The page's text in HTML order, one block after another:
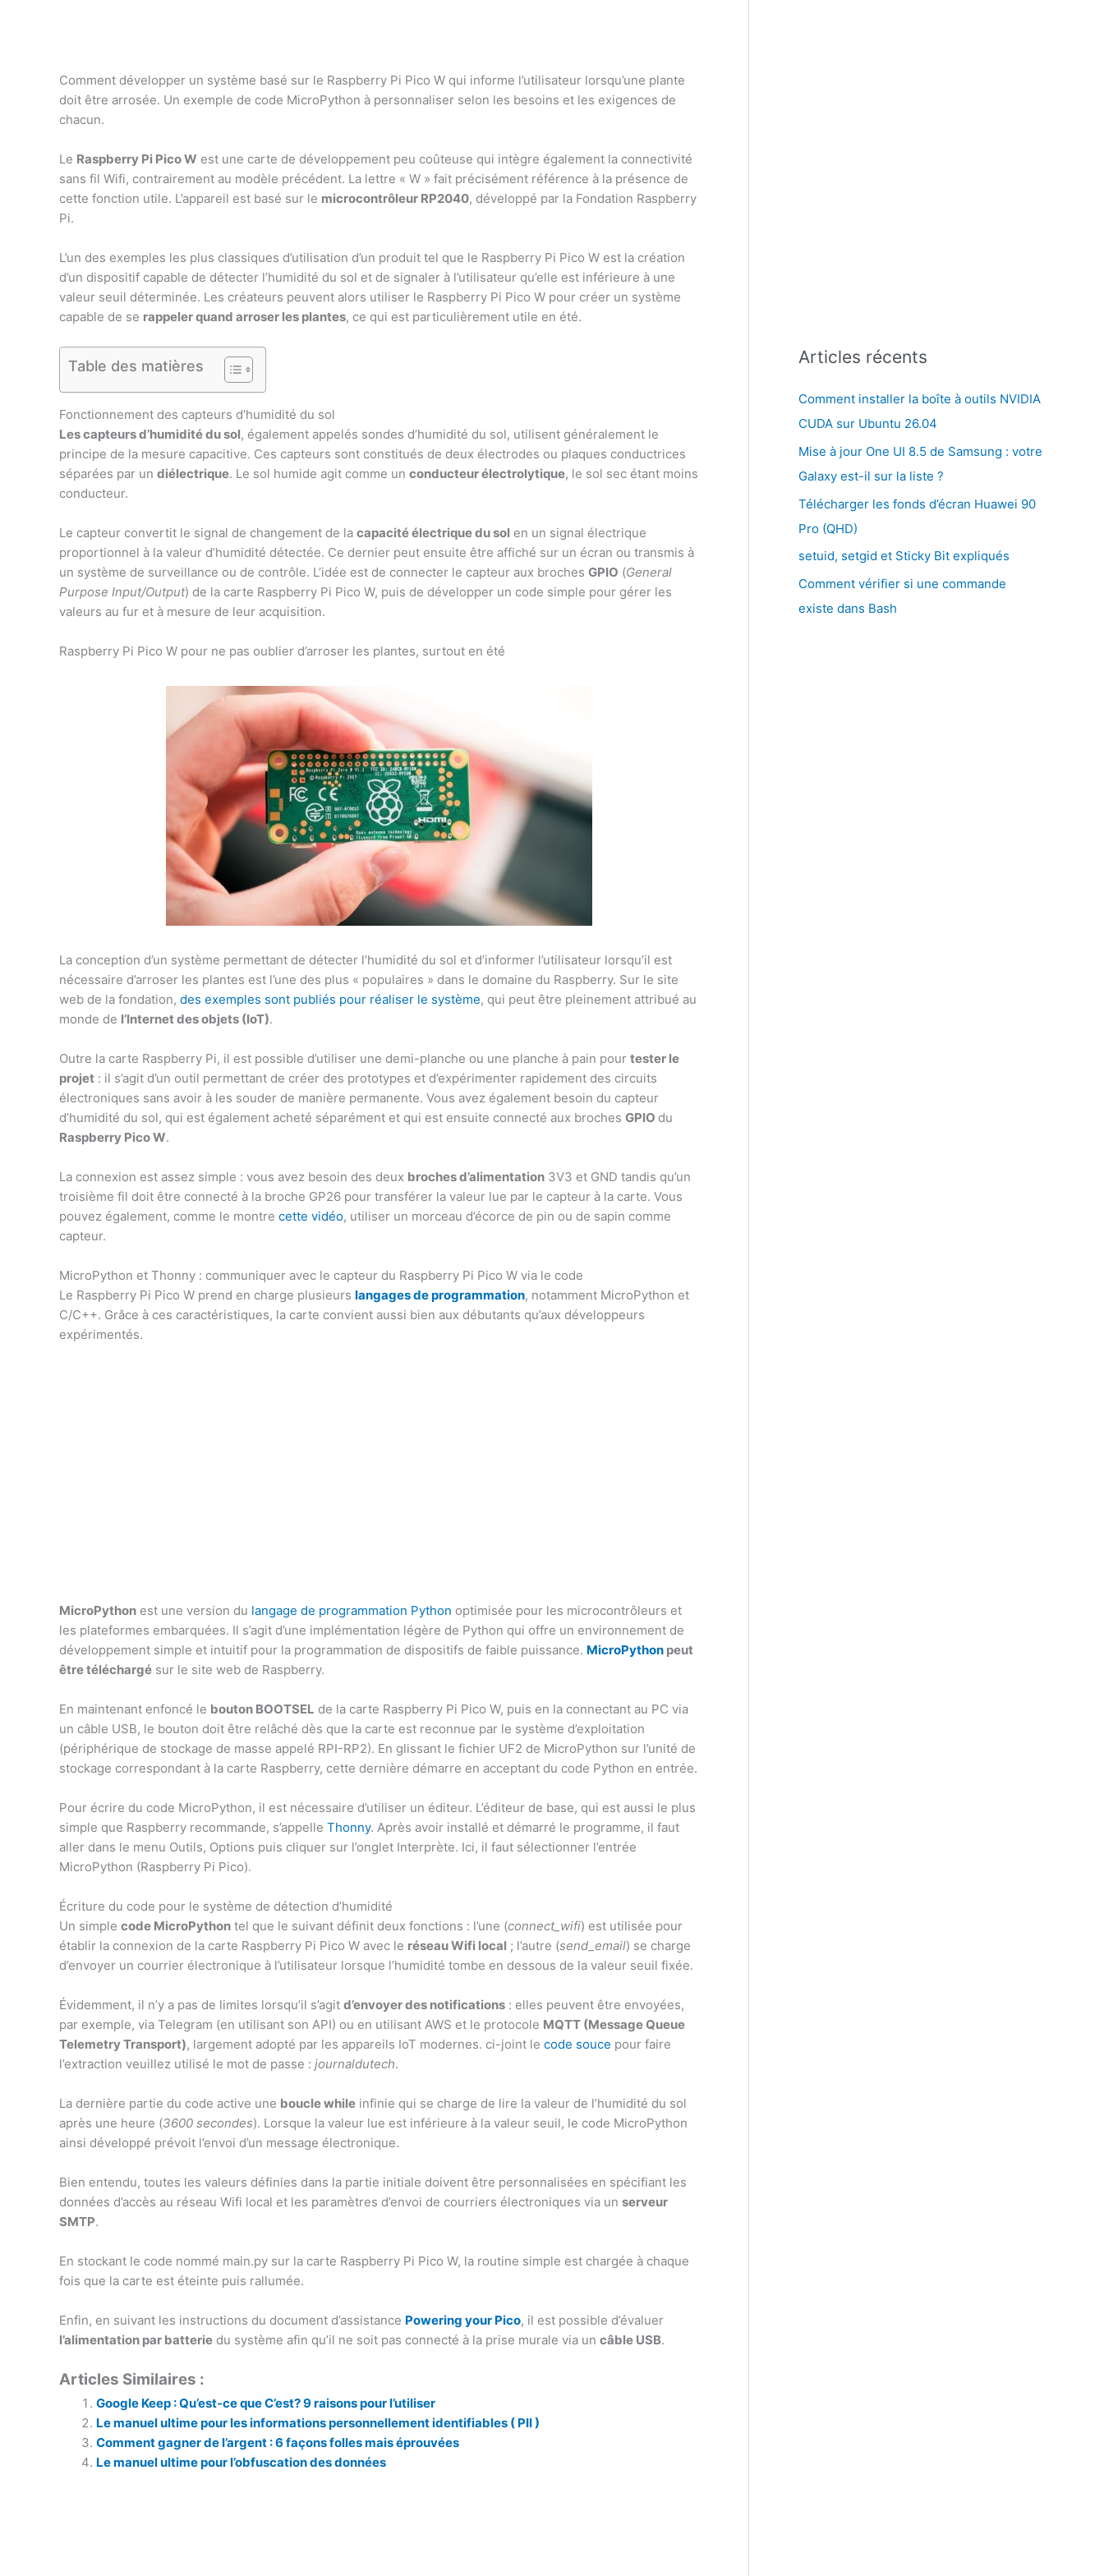
Comment développer un système basé sur le Raspberry Pi Pico W qui informe l’utilisateur lorsqu’une plante
doit être arrosée. Un exemple de code MicroPython à personnaliser selon les besoins et les exigences de
chacun.
Le Raspberry Pi Pico W est une carte de développement peu coûteuse qui intègre également la connectivité
sans fil Wifi, contrairement au modèle précédent. La lettre « W » fait précisément référence à la présence de
cette fonction utile. L’appareil est basé sur le microcontrôleur RP2040, développé par la Fondation Raspberry
Pi.
L’un des exemples les plus classiques d’utilisation d’un produit tel que le Raspberry Pi Pico W est la création
d’un dispositif capable de détecter l’humidité du sol et de signaler à l’utilisateur qu’elle est inférieure à une
valeur seuil déterminée. Les créateurs peuvent alors utiliser le Raspberry Pi Pico W pour créer un système
capable de se rappeler quand arroser les plantes, ce qui est particulièrement utile en été.
Table des matières
Fonctionnement des capteurs d’humidité du sol
Les capteurs d’humidité du sol, également appelés sondes d’humidité du sol, utilisent généralement le
principe de la mesure capacitive. Ces capteurs sont constitués de deux électrodes ou plaques conductrices
séparées par un diélectrique. Le sol humide agit comme un conducteur électrolytique, le sol sec étant moins
conducteur.
Le capteur convertit le signal de changement de la capacité électrique du sol en un signal électrique
proportionnel à la valeur d’humidité détectée. Ce dernier peut ensuite être affiché sur un écran ou transmis à
un système de surveillance ou de contrôle. L’idée est de connecter le capteur aux broches GPIO (General
Purpose Input/Output) de la carte Raspberry Pi Pico W, puis de développer un code simple pour gérer les
valeurs au fur et à mesure de leur acquisition.
Raspberry Pi Pico W pour ne pas oublier d’arroser les plantes, surtout en été
La conception d’un système permettant de détecter l’humidité du sol et d’informer l’utilisateur lorsqu’il est
nécessaire d’arroser les plantes est l’une des plus « populaires » dans le domaine du Raspberry. Sur le site
web de la fondation, des exemples sont publiés pour réaliser le système, qui peut être pleinement attribué au
monde de l’Internet des objets (IoT).
Outre la carte Raspberry Pi, il est possible d’utiliser une demi-planche ou une planche à pain pour tester le
projet : il s’agit d’un outil permettant de créer des prototypes et d’expérimenter rapidement des circuits
électroniques sans avoir à les souder de manière permanente. Vous avez également besoin du capteur
d’humidité du sol, qui est également acheté séparément et qui est ensuite connecté aux broches GPIO du
Raspberry Pico W.
La connexion est assez simple : vous avez besoin des deux broches d’alimentation 3V3 et GND tandis qu’un
troisième fil doit être connecté à la broche GP26 pour transférer la valeur lue par le capteur à la carte. Vous
pouvez également, comme le montre cette vidéo, utiliser un morceau d’écorce de pin ou de sapin comme
capteur.
MicroPython et Thonny : communiquer avec le capteur du Raspberry Pi Pico W via le code
Le Raspberry Pi Pico W prend en charge plusieurs langages de programmation, notamment MicroPython et
C/C++. Grâce à ces caractéristiques, la carte convient aussi bien aux débutants qu’aux développeurs
expérimentés.
MicroPython est une version du langage de programmation Python optimisée pour les microcontrôleurs et
les plateformes embarquées. Il s’agit d’une implémentation légère de Python qui offre un environnement de
développement simple et intuitif pour la programmation de dispositifs de faible puissance. MicroPython peut
être téléchargé sur le site web de Raspberry.
En maintenant enfoncé le bouton BOOTSEL de la carte Raspberry Pi Pico W, puis en la connectant au PC via
un câble USB, le bouton doit être relâché dès que la carte est reconnue par le système d’exploitation
(périphérique de stockage de masse appelé RPI-RP2). En glissant le fichier UF2 de MicroPython sur l’unité de
stockage correspondant à la carte Raspberry, cette dernière démarre en acceptant du code Python en entrée.
Pour écrire du code MicroPython, il est nécessaire d’utiliser un éditeur. L’éditeur de base, qui est aussi le plus
simple que Raspberry recommande, s’appelle Thonny. Après avoir installé et démarré le programme, il faut
aller dans le menu Outils, Options puis cliquer sur l’onglet Interprète. Ici, il faut sélectionner l’entrée
MicroPython (Raspberry Pi Pico).
Écriture du code pour le système de détection d’humidité
Un simple code MicroPython tel que le suivant définit deux fonctions : l’une (connect_wifi) est utilisée pour
établir la connexion de la carte Raspberry Pi Pico W avec le réseau Wifi local ; l’autre (send_email) se charge
d’envoyer un courrier électronique à l’utilisateur lorsque l’humidité tombe en dessous de la valeur seuil fixée.
Évidemment, il n’y a pas de limites lorsqu’il s’agit d’envoyer des notifications : elles peuvent être envoyées,
par exemple, via Telegram (en utilisant son API) ou en utilisant AWS et le protocole MQTT (Message Queue
Telemetry Transport), largement adopté par les appareils IoT modernes. ci-joint le code souce pour faire
l’extraction veuillez utilisé le mot de passe : journaldutech.
La dernière partie du code active une boucle while infinie qui se charge de lire la valeur de l’humidité du sol
après une heure (3600 secondes). Lorsque la valeur lue est inférieure à la valeur seuil, le code MicroPython
ainsi développé prévoit l’envoi d’un message électronique.
Bien entendu, toutes les valeurs définies dans la partie initiale doivent être personnalisées en spécifiant les
données d’accès au réseau Wifi local et les paramètres d’envoi de courriers électroniques via un serveur
SMTP.
En stockant le code nommé main.py sur la carte Raspberry Pi Pico W, la routine simple est chargée à chaque
fois que la carte est éteinte puis rallumée.
Enfin, en suivant les instructions du document d’assistance Powering your Pico, il est possible d’évaluer
l’alimentation par batterie du système afin qu’il ne soit pas connecté à la prise murale via un câble USB.
Articles Similaires :
Google Keep : Qu’est-ce que C’est? 9 raisons pour l’utiliser
Le manuel ultime pour les informations personnellement identifiables ( PII )
Comment gagner de l’argent : 6 façons folles mais éprouvées
Le manuel ultime pour l’obfuscation des données
Articles récents
Comment installer la boîte à outils NVIDIA
CUDA sur Ubuntu 26.04
Mise à jour One UI 8.5 de Samsung : votre
Galaxy est-il sur la liste ?
Télécharger les fonds d’écran Huawei 90
Pro (QHD)
setuid, setgid et Sticky Bit expliqués
Comment vérifier si une commande
existe dans Bash